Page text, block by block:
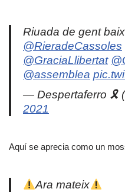
Riuada de gent
@RieradeCassoles
@GraciaLlibertat
@assemblea
— Despertaferro 🎗
2021
Aquí se aprecia como un
Ara mateix